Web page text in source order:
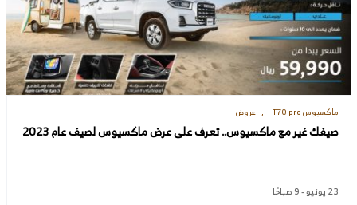
ماكسيوس T70 pro عروض
صيفك غير مع ماكسيوس.. تعرف على عرض ماكسيوس لصيف عام 2023
23 يونيو - 9 صباحًا